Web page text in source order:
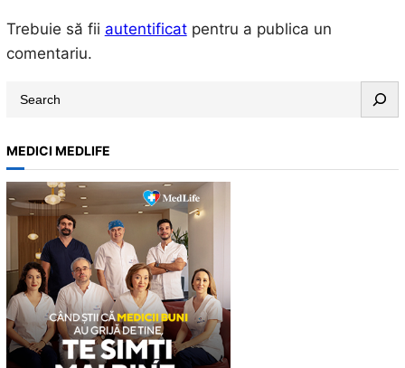
Trebuie să fii autentificatpentru a publica un
comentariu.
a
r
c
h
MEDICI MEDLIFE